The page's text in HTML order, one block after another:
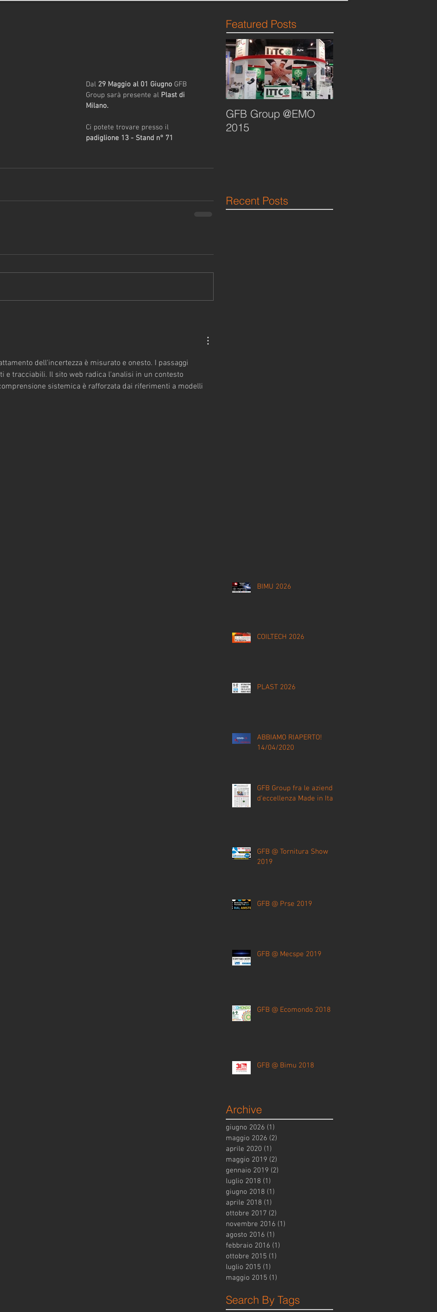
Dal 29 Maggio al 01 Giugno GFB
Group sarà presente al Plast di
Milano.
Ci potete trovare presso il
padiglione 13 - Stand n° 71
dell'incertezza è misurato e onesto. I passaggi
e tracciabili. Il sito web radica l'analisi in un contesto
sistemica è rafforzata dai riferimenti a modelli
Featured Posts
GFB Group @EMO
2015
Recent Posts
BIMU 2026
COILTECH 2026
PLAST 2026
ABBIAMO RIAPERTO!
14/04/2020
GFB Group fra le aziende
d'eccellenza Made in Italy
GFB @ Tornitura Show
2019
GFB @ Prse 2019
GFB @ Mecspe 2019
GFB @ Ecomondo 2018
GFB @ Bimu 2018
Archive
giugno 2026 (1)
maggio 2026 (2)
aprile 2020 (1)
maggio 2019 (2)
gennaio 2019 (2)
luglio 2018 (1)
giugno 2018 (1)
aprile 2018 (1)
ottobre 2017 (2)
novembre 2016 (1)
agosto 2016 (1)
febbraio 2016 (1)
ottobre 2015 (1)
luglio 2015 (1)
maggio 2015 (1)
Search By Tags